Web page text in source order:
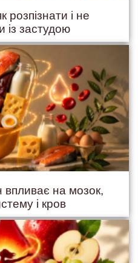
розпізнати і не
із застудою
впливає на мозок,
і кров